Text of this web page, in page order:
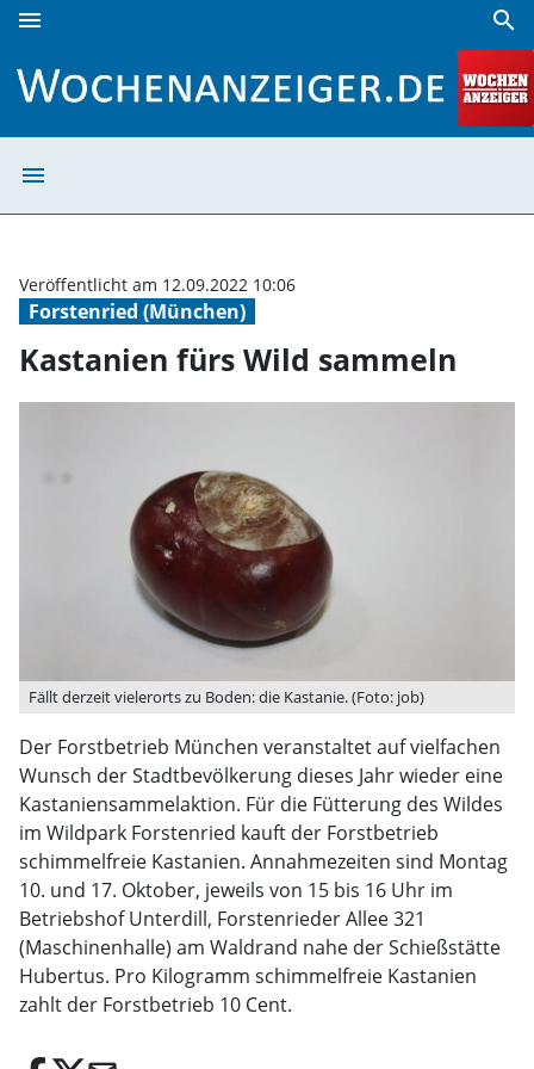
menu search
menu
Forstenried (München)
Veröffentlicht am 12.09.2022 10:06
Kastanien fürs Wild sammeln
Fällt derzeit vielerorts zu Boden: die Kastanie. (Foto: job)
Der Forstbetrieb München veranstaltet auf vielfachen
Wunsch der Stadtbevölkerung dieses Jahr wieder eine
Kastaniensammelaktion. Für die Fütterung des Wildes
im Wildpark Forstenried kauft der Forstbetrieb
schimmelfreie Kastanien. Annahmezeiten sind Montag
10. und 17. Oktober, jeweils von 15 bis 16 Uhr im
Betriebshof Unterdill, Forstenrieder Allee 321
(Maschinenhalle) am Waldrand nahe der Schießstätte
Hubertus. Pro Kilogramm schimmelfreie Kastanien
zahlt der Forstbetrieb 10 Cent.